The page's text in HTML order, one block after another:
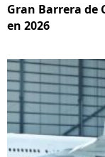
Gran Barrera de
en 2026